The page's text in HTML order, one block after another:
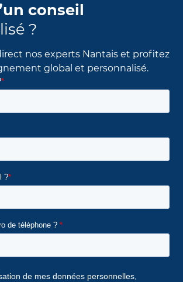
conseil
?
nos experts Nantais et profitez
global et personnalisé.